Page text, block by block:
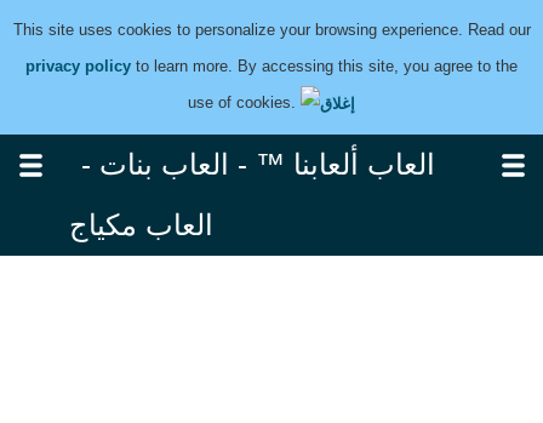
This site uses cookies to personalize your browsing experience. Read our
privacy policy to learn more. By accessing this site, you agree to the
use of cookies.
العاب ألعابنا ™ - العاب بنات -
العاب مكياج